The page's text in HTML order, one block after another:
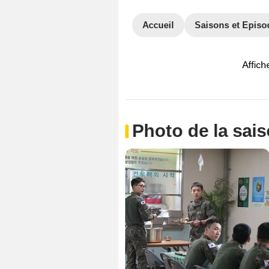
Accueil Saisons et
Photo de la